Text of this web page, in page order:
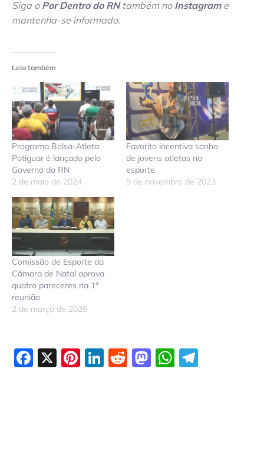
Siga o Por Dentro do RNtambém no Instagrame
mantenha-se informado.
Leia também
Programa Bolsa-Atleta
Potiguar é lançado pelo
Governo do RN
2 de maio de 2024
Favorito incentiva sonho
de jovens atletas no
esporte
9 de novembro de 2023
Comissão de Esporte da
Câmara de Natal aprova
quatro pareceres na 1ª
reunião
2 de março de 2026
Facebook
X Pinterest
LinkedIn
Reddit
Mastodon